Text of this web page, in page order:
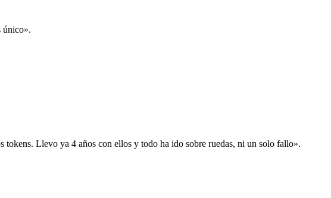
único».
Llevo ya 4 años con ellos y todo ha ido sobre ruedas, ni un solo fallo».